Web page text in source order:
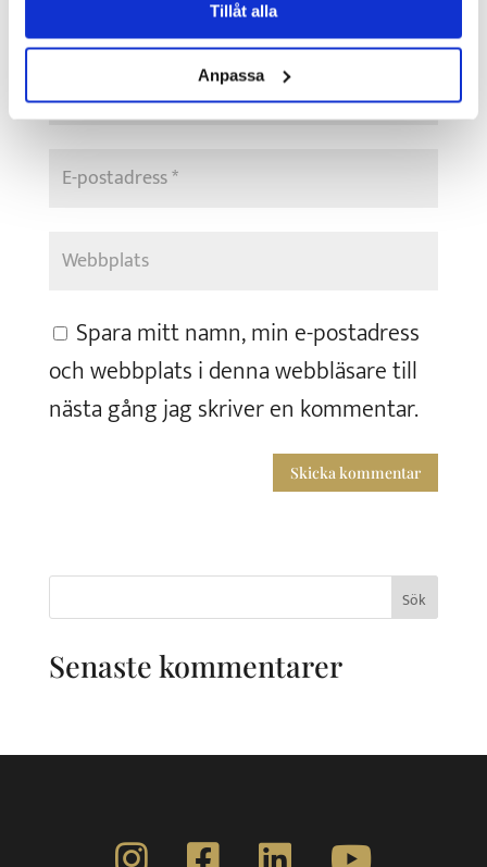
Tillåt alla
Anpassa
Spara mitt namn, min e-postadress
och webbplats i denna webbläsare till
nästa gång jag skriver en kommentar.
efter:
Senaste kommentarer